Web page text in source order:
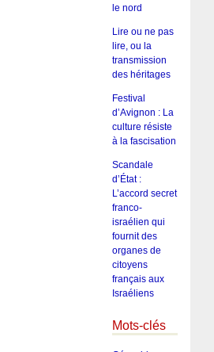
le nord
Lire ou ne pas
lire, ou la
transmission
des héritages
Festival
d’Avignon : La
culture résiste
à la fascisation
Scandale
d’État :
L’accord secret
franco-
israélien qui
fournit des
organes de
citoyens
français aux
Israéliens
Mots-clés